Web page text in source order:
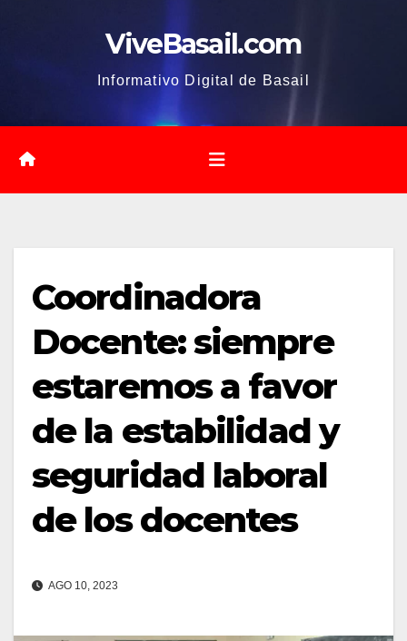
ViveBasail.com
Informativo Digital de Basail
Coordinadora
Docente: siempre
estaremos a favor
de la estabilidad y
seguridad laboral
de los docentes
AGO 10, 2023